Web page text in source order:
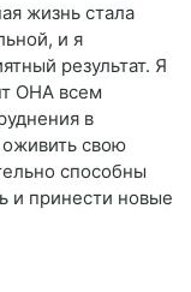
жизнь стала
и я
результат. Я
ОНА всем
в
оживить свою
способны
и принести новые